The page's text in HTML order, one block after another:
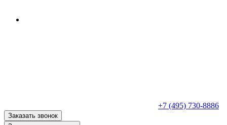
+7 (495) 730-8886
Заказать звонок